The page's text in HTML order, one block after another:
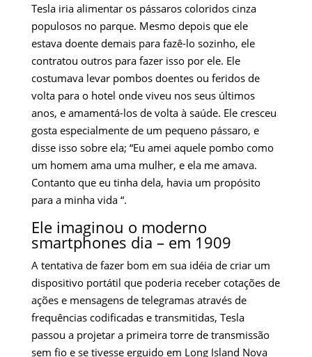
Tesla iria alimentar os pássaros coloridos cinza
populosos no parque. Mesmo depois que ele
estava doente demais para fazê-lo sozinho, ele
contratou outros para fazer isso por ele. Ele
costumava levar pombos doentes ou feridos de
volta para o hotel onde viveu nos seus últimos
anos, e amamentá-los de volta à saúde. Ele cresceu
gosta especialmente de um pequeno pássaro, e
disse isso sobre ela; “Eu amei aquele pombo como
um homem ama uma mulher, e ela me amava.
Contanto que eu tinha dela, havia um propósito
para a minha vida “.
Ele imaginou o moderno
smartphones dia – em 1909
A tentativa de fazer bom em sua idéia de criar um
dispositivo portátil que poderia receber cotações de
ações e mensagens de telegramas através de
frequências codificadas e transmitidas, Tesla
passou a projetar a primeira torre de transmissão
sem fio e se tivesse erguido em Long Island Nova